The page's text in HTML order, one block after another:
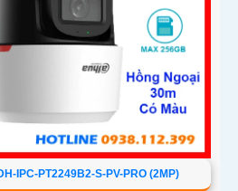
IPC-PT2249B2-S-PV-PRO (2MP)